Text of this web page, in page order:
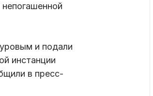
и подали
инстанции
в пресс-